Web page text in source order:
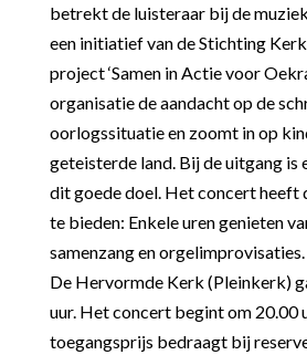
betrekt de luisteraar bij de
een initiatief van de Stichting
project ‘Samen in Actie voor
organisatie de aandacht op de
oorlogssituatie en zoomt in op
geteisterde land. Bij de uitgang is
dit goede doel. Het concert heeft
te bieden: Enkele uren genieten
samenzang en orgelimprovisaties.
De Hervormde Kerk (Pleinkerk)
uur. Het concert begint om 20.00
toegangsprijs bedraagt bij